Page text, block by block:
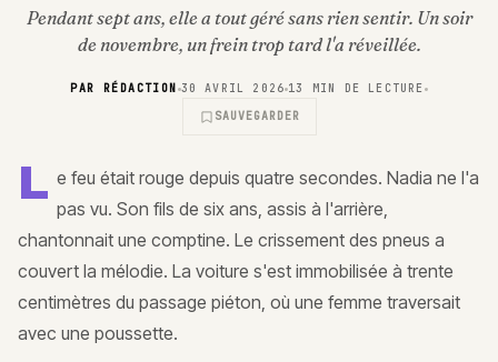
Pendant sept ans, elle a tout géré sans rien sentir. Un soir
de novembre, un frein trop tard l'a réveillée.
PAR RÉDACTION 30 AVRIL 2026 13
MIN DE LECTURE
SAUVEGARDER
L e feu était rouge depuis quatre secondes. Nadia ne l'a
pas vu. Son fils de six ans, assis à l'arrière,
chantonnait une comptine. Le crissement des pneus a
couvert la mélodie. La voiture s'est immobilisée à trente
centimètres du passage piéton, où une femme traversait
avec une poussette.